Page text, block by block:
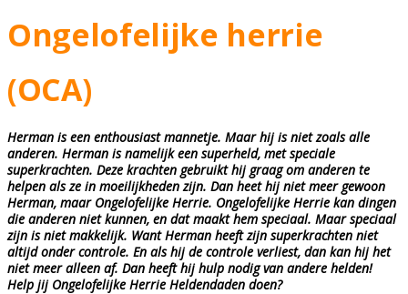
Ongelofelijke herrie
(OCA)
Herman is een enthousiast mannetje. Maar hij is niet zoals alle
anderen. Herman is namelijk een superheld, met speciale
superkrachten. Deze krachten gebruikt hij graag om anderen te
helpen als ze in moeilijkheden zijn. Dan heet hij niet meer gewoon
Herman, maar Ongelofelijke Herrie. Ongelofelijke Herrie kan dingen
die anderen niet kunnen, en dat maakt hem speciaal. Maar speciaal
zijn is niet makkelijk. Want Herman heeft zijn superkrachten niet
altijd onder controle. En als hij de controle verliest, dan kan hij het
niet meer alleen af. Dan heeft hij hulp nodig van andere helden!
Help jij Ongelofelijke Herrie Heldendaden doen?